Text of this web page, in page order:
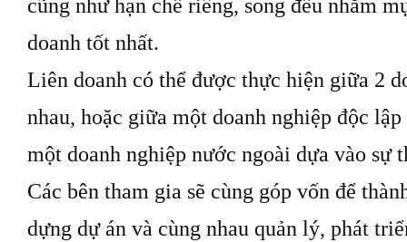
cũng như hạn chế riêng, song đều nhằm
doanh tốt nhất.
Liên doanh có thể được thực hiện giữa 2
nhau, hoặc giữa một doanh nghiệp độc
một doanh nghiệp nước ngoài dựa vào sự
Các bên tham gia sẽ cùng góp vốn để
dựng dự án và cùng nhau quản lý, phát